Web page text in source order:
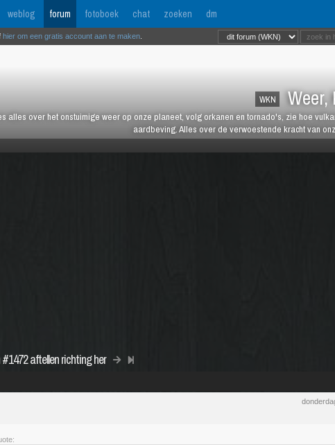
weblog forum fotoboek chat zoeken dm
WKN Weer,
alles over het onstuimige weer op onze planeet, volg orkanen en tornado's, zie hoe
aardbeving. Alles over de verwoestende kracht van
hier om een gratis account aan te maken
aftellen richting her